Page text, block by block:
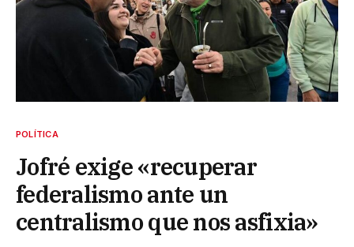
POLÍTICA
Jofré exige «recuperar
federalismo ante un
centralismo que nos asfixia»